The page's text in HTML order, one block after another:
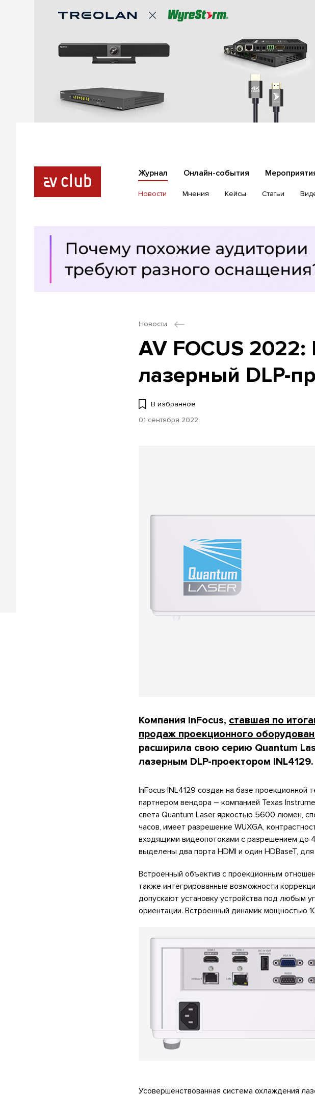
Журнал Онлайн-события
Новости Мнения Кейсы Статьи
Новости
AV FOCUS
лазерный DLP-
В избранное
01 сентября 2022
Компания InFocus, ставшая по
продаж проекционного
расширила свою серию Quantum
лазерным DLP-проектором INL4129.
InFocus INL4129 создан на базе проекционной
партнером вендора – компанией Texas
света Quantum Laser яркостью 5600 люмен,
часов, имеет разрешение WUXGA,
входящими видеопотоками с разрешением до
выделены два порта HDMI и один HDBaseT,
Встроенный объектив с проекционным
также интегрированные возможности
допускают установку устройства под любым
ориентации. Встроенный динамик мощностью
Усовершенствованная система охлаждения